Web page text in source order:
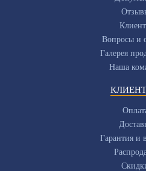
Вопросы и
Галерея
Наша
Гарантия и